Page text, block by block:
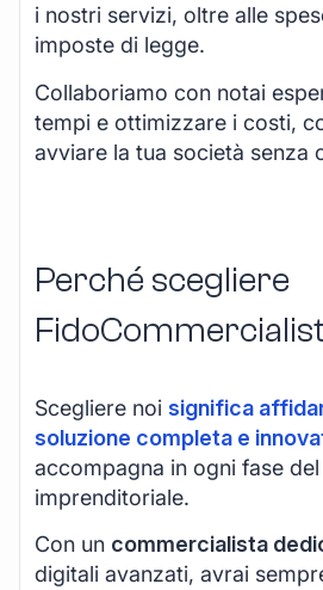
i nostri servizi, oltre alle
imposte di legge.
Collaboriamo con notai
tempi e ottimizzare i costi,
avviare la tua società senza
Perché scegliere
Scegliere noi significa
soluzione completa e
accompagna in ogni fase
imprenditoriale.
Con un commercialista
digitali avanzati, avrai